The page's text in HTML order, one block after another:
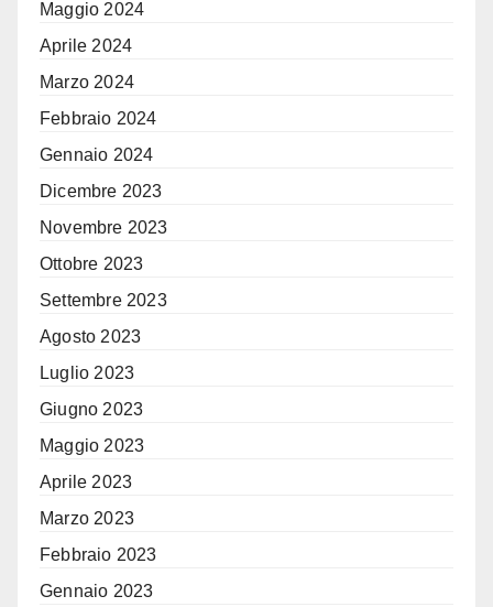
Maggio 2024
Aprile 2024
Marzo 2024
Febbraio 2024
Gennaio 2024
Dicembre 2023
Novembre 2023
Ottobre 2023
Settembre 2023
Agosto 2023
Luglio 2023
Giugno 2023
Maggio 2023
Aprile 2023
Marzo 2023
Febbraio 2023
Gennaio 2023